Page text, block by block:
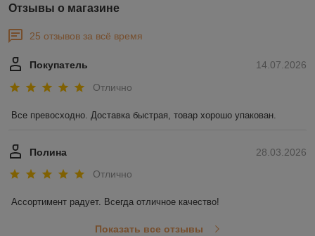
Отзывы о магазине
25 отзывов за всё время
14.07.2026
Покупатель
Отлично
Все превосходно. Доставка быстрая, товар хорошо упакован.
28.03.2026
Полина
Отлично
Ассортимент радует. Всегда отличное качество!
Показать все отзывы